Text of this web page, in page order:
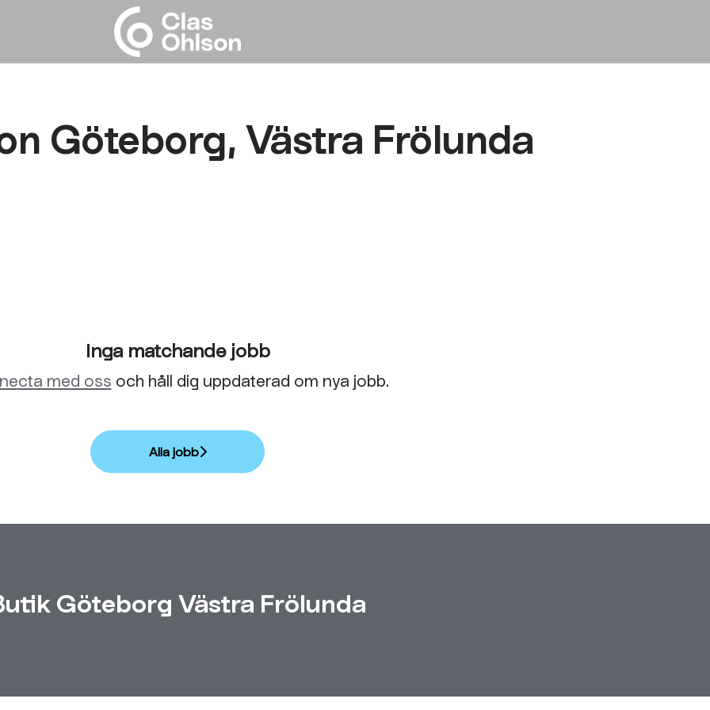
Göteborg, Västra Frölunda
Inga matchande jobb
med oss och håll dig uppdaterad om nya jobb.
Alla jobb
Göteborg Västra Frölunda